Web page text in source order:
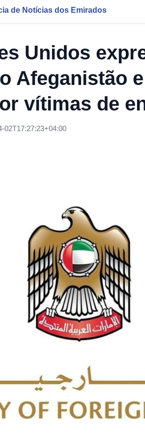
de Notícias dos Emirados
Unidos
Afeganistão
vítimas de
02T17:27:23+04:00